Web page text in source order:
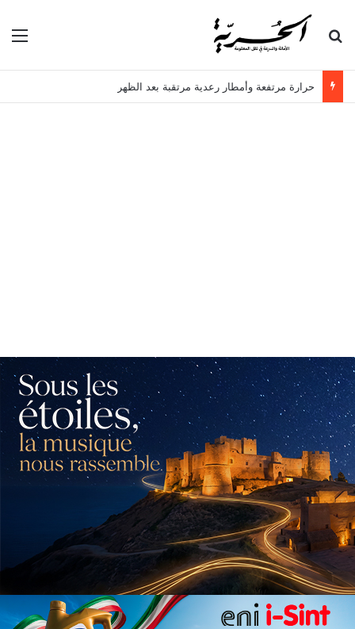
بحث عن
حرارة مرتفعة وأمطار رعدية مرتقبة بعد الظهر